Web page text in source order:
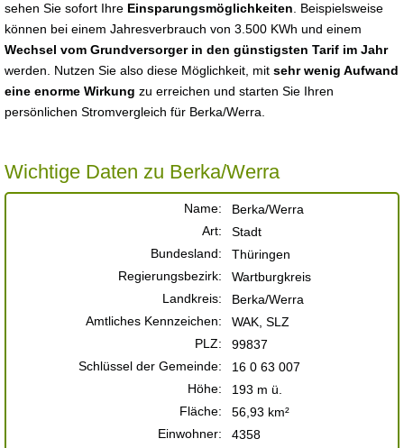
sehen Sie sofort Ihre Einsparungsmöglichkeiten . Beispielsweise
können bei einem Jahresverbrauch von 3.500 KWh und einem
Wechsel vom Grundversorger in den günstigsten Tarif im Jahr
werden. Nutzen Sie also diese Möglichkeit, mit sehr wenig Aufwand
eine enorme Wirkung zu erreichen und starten Sie Ihren
persönlichen Stromvergleich für Berka/Werra.
Wichtige Daten zu Berka/Werra
Name:
Berka/Werra
Art:
Stadt
Bundesland:
Thüringen
Regierungsbezirk:
Wartburgkreis
Landkreis:
Berka/Werra
Amtliches Kennzeichen:
WAK, SLZ
PLZ:
99837
Schlüssel der Gemeinde:
16 0 63 007
Höhe:
193 m ü.
Fläche:
56,93 km²
Einwohner:
4358